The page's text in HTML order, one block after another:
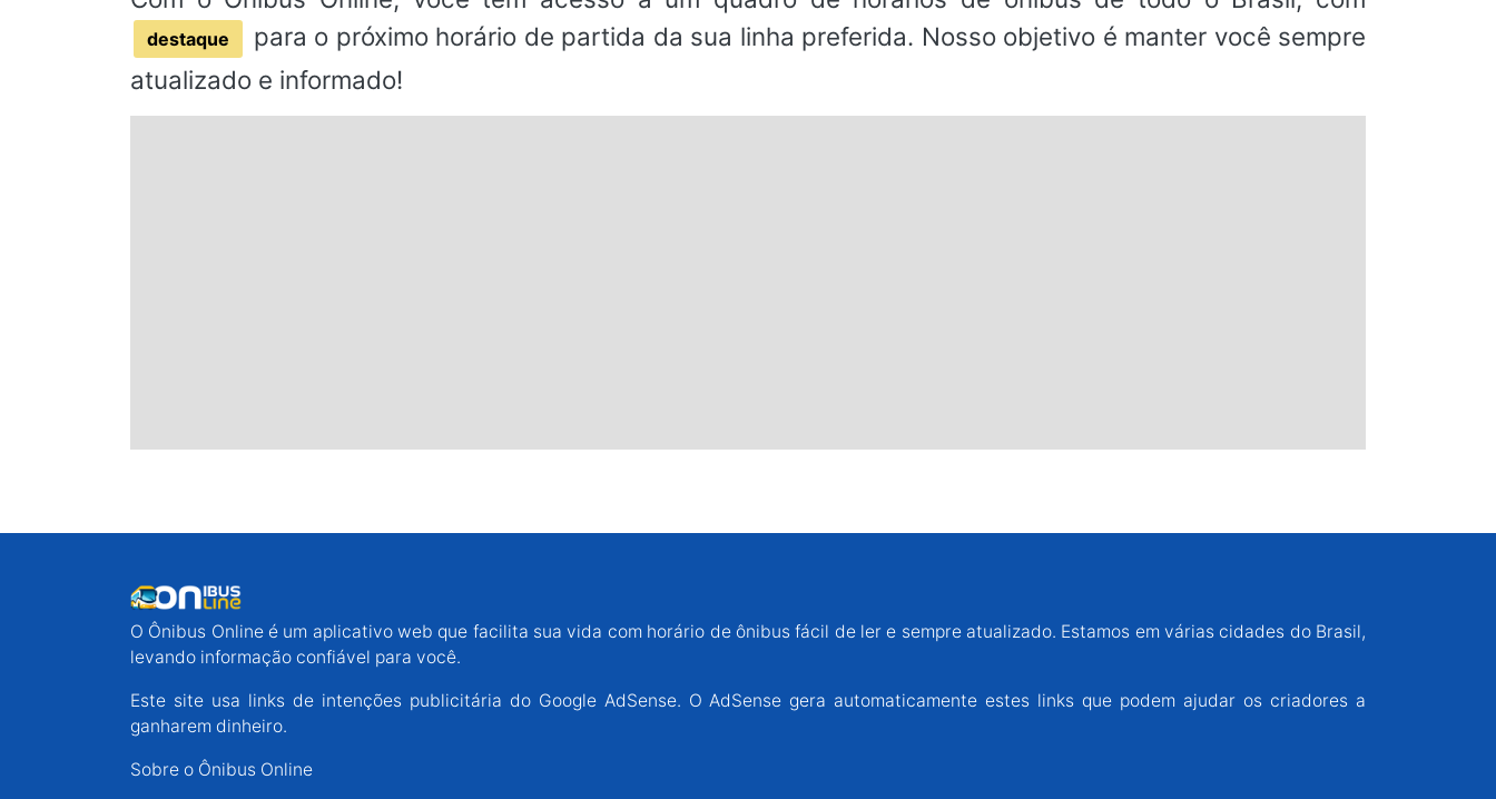
destaque
para o próximo horário de partida da sua linha preferida. Nosso objetivo é manter você sempre
atualizado e informado!
O Ônibus Online é um aplicativo web que facilita sua vida com horário de ônibus fácil de ler e sempre atualizado. Estamos em várias cidades do Brasil,
levando informação confiável para você.
Este site usa links de intenções publicitária do Google AdSense. O AdSense gera automaticamente estes links que podem ajudar os criadores a
ganharem dinheiro.
Sobre o Ônibus Online